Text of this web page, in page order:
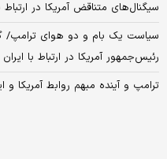
سیگنال‌های متناقض آمریکا در
سیاست یک بام و دو هوای ترامپ/
رئیس‌جمهور آمریکا در ارتباط با ایران
ترامپ و آینده مبهم روابط آمریکا و